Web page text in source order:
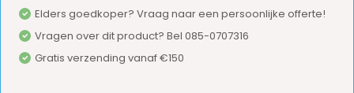
Elders goedkoper? Vraag naar een persoonlijke offerte!
Vragen over dit product? Bel 085-0707316
Gratis verzending vanaf €150